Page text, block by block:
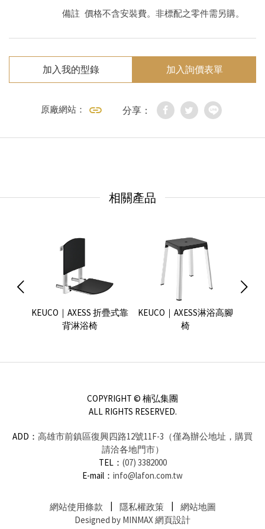
備註 價格不含安裝費。非標配之零件需另購。
加入我的型錄 加入詢價表單
原廠網站： 分享：
相關產品
KEUCO｜AXESS 折疊式靠
背淋浴椅
KEUCO｜AXESS淋浴高腳
椅
COPYRIGHT © 楠弘集團
ALL RIGHTS RESERVED.
ADD： 高雄市前鎮區復興四路12號11F-3（僅為辦公地址，購買
請洽各地門市）
TEL： (07) 3382000
E-mail： info@lafon.com.tw
網站使用條款 隱私權政策
網站地圖
Designed by MINMAX 網頁設計